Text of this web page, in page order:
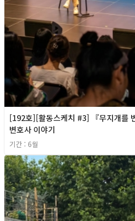
[192호][활동스케치 #3] 『무지개를
변호사 이야기
기간 : 6월